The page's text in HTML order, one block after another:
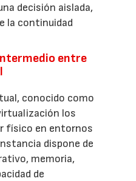
decisión aislada,
la continuidad
entre
conocido como
los
físico en entornos
dispone de
memoria,
de